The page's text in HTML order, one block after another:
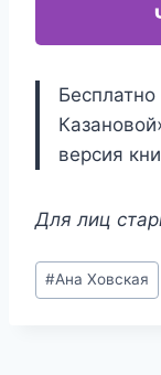
Бесплатно
версия
Для лиц
Метки
записи:
#Ана Ховская